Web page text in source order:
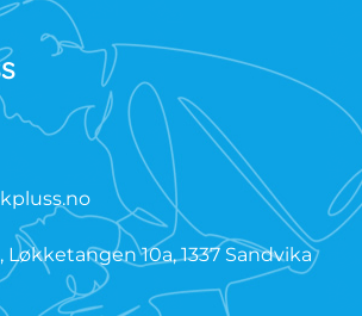
Løkketangen 10a, 1337 Sandvika